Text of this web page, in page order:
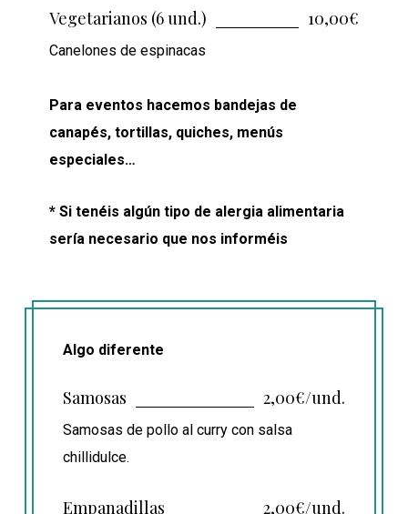
Vegetarianos (6 und.) 10,00€
Canelones de espinacas
Para eventos hacemos bandejas de
canapés, tortillas, quiches, menús
especiales…
* Si tenéis algún tipo de alergia alimentaria
sería necesario que nos informéis
Algo diferente
Samosas 2,00€/und.
Samosas de pollo al curry con salsa
chillidulce.
Empanadillas 2,00€/und.